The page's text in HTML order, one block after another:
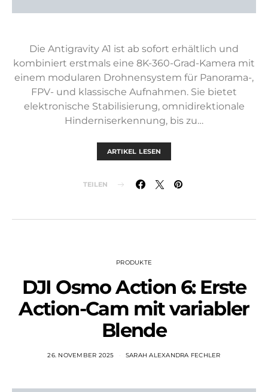
Die Antigravity A1 ist ab sofort erhältlich und
kombiniert erstmals eine 8K-360-Grad-Kamera mit
einem modularen Drohnensystem für Panorama-,
FPV- und klassische Aufnahmen. Sie bietet
elektronische Stabilisierung, omnidirektionale
Hinderniserkennung, bis zu…
ARTIKEL LESEN
TEILEN
PRODUKTE
DJI Osmo Action 6: Erste
Action-Cam mit variabler
Blende
26. NOVEMBER 2025 SARAH ALEXANDRA FECHLER